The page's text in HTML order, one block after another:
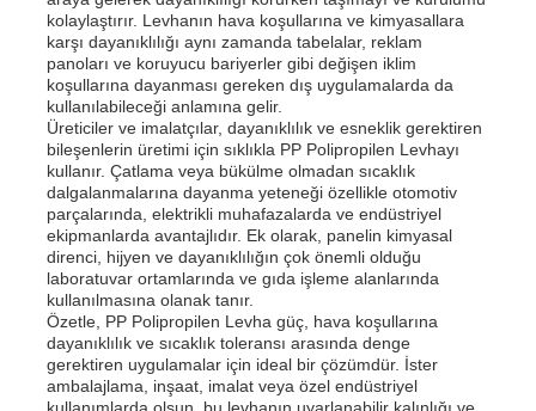
kolaylaştırır. Levhanın hava koşullarına ve kimyasallara
karşı dayanıklılığı aynı zamanda tabelalar, reklam
panoları ve koruyucu bariyerler gibi değişen iklim
koşullarına dayanması gereken dış uygulamalarda da
kullanılabileceği anlamına gelir.
Üreticiler ve imalatçılar, dayanıklılık ve esneklik gerektiren
bileşenlerin üretimi için sıklıkla PP Polipropilen Levhayı
kullanır. Çatlama veya bükülme olmadan sıcaklık
dalgalanmalarına dayanma yeteneği özellikle otomotiv
parçalarında, elektrikli muhafazalarda ve endüstriyel
ekipmanlarda avantajlıdır. Ek olarak, panelin kimyasal
direnci, hijyen ve dayanıklılığın çok önemli olduğu
laboratuvar ortamlarında ve gıda işleme alanlarında
kullanılmasına olanak tanır.
Özetle, PP Polipropilen Levha güç, hava koşullarına
dayanıklılık ve sıcaklık toleransı arasında denge
gerektiren uygulamalar için ideal bir çözümdür. İster
ambalajlama, inşaat, imalat veya özel endüstriyel
kullanımlarda olsun, bu levhanın uyarlanabilir kalınlığı ve